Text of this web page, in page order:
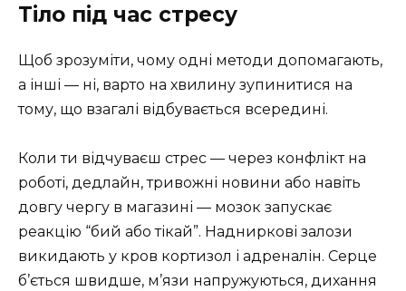
Тіло під час стресу
Щоб зрозуміти, чому одні методи допомагають,
а інші — ні, варто на хвилину зупинитися на
тому, що взагалі відбувається всередині.
Коли ти відчуваєш стрес — через конфлікт на
роботі, дедлайн, тривожні новини або навіть
довгу чергу в магазині — мозок запускає
реакцію “бий або тікай”. Надниркові залози
викидають у кров кортизол і адреналін. Серце
б’ється швидше, м’язи напружуються, дихання